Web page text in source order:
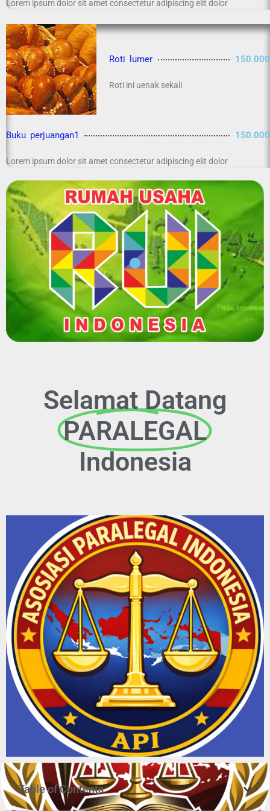
Lorem ipsum dolor sit amet consectetur adipiscing elit dolor
Roti lumer 150.000
Roti ini uenak sekali
Buku perjuangan1 150.000
Lorem ipsum dolor sit amet consectetur adipiscing elit dolor
Selamat Datang
PARALEGAL
Indonesia
Slide 2 Heading
Table of Contents